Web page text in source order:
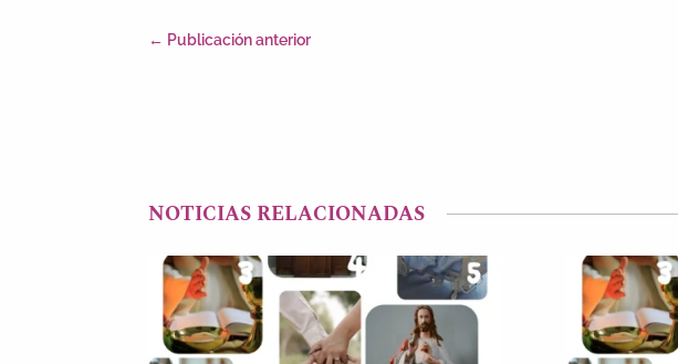
← Publicación anterior
NOTICIAS RELACIONADAS